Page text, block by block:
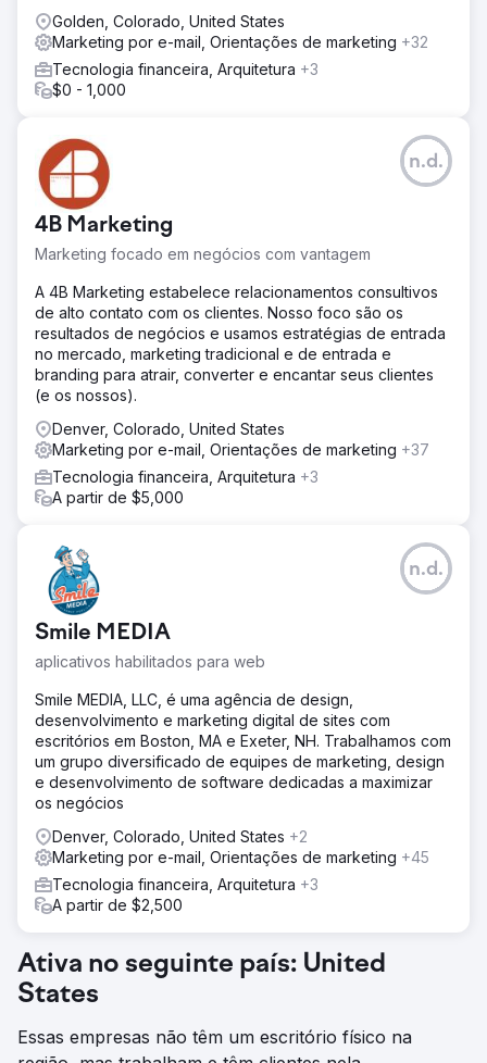
A Anchour forneceu suporte de serviço completo,
incluindo estratégia de marca, web design, planejamento
de mídia, desenvolvimento criativo e marketing de
mecanismo de busca. Após auditar o site, as
comunicações e a base de membros da Walden, a
entregaram ativos como diretrizes de marca, conteúdo
de mídia social, campanhas de e-mail (via Klaviyo) e
criativos de TV conectada (via MNTN). A Anchour se
integrou à equipe da Walden, usando o Slack e
ferramentas de gerenciamento de projetos para
execução perfeita.
O trabalho da Anchour gerou resultados significativos,
com a Walden alcançando seu primeiro crescimento
positivo de associados desde 2022, ao mesmo tempo em
que reduziu os gastos em 75%. A redefinição da marca
colocou a empresa em um novo caminho para o sucesso,
com crescimento mensal consistente desde o início da
parceria. O foco da Anchour na ação, comunicação clara
e integração profunda com a equipe da Walden os
tornou uma extensão confiável do departamento de
marketing, proporcionando impacto comercial tangível.
Golden, Colorado, United States
Marketing por e-mail, Orientações de marketing +32
Tecnologia financeira, Arquitetura +3
$0 - 1,000
4B Marketing
Marketing focado em negócios com vantagem
n.d.
A 4B Marketing estabelece relacionamentos consultivos
de alto contato com os clientes. Nosso foco são os
resultados de negócios e usamos estratégias de entrada
no mercado, marketing tradicional e de entrada e
branding para atrair, converter e encantar seus clientes
(e os nossos).
Denver, Colorado, United States
Marketing por e-mail, Orientações de marketing +37
Tecnologia financeira, Arquitetura +3
A partir de $5,000
Smile MEDIA
aplicativos habilitados para web
n.d.
Smile MEDIA, LLC, é uma agência de design,
desenvolvimento e marketing digital de sites com
escritórios em Boston, MA e Exeter, NH. Trabalhamos com
um grupo diversificado de equipes de marketing, design
e desenvolvimento de software dedicadas a maximizar
os negócios
Denver, Colorado, United States +2
Marketing por e-mail, Orientações de marketing +45
Tecnologia financeira, Arquitetura +3
A partir de $2,500
Ativa no seguinte país: United
States
Essas empresas não têm um escritório físico na